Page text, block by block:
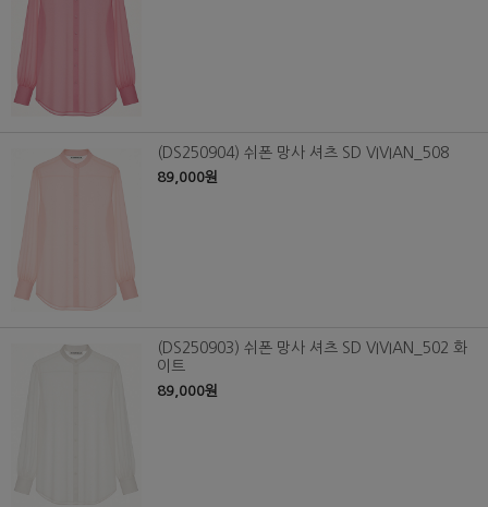
(DS250904) 쉬폰 망사 셔츠 SD VIVIAN_508
89,000원
(DS250903) 쉬폰 망사 셔츠 SD VIVIAN_502 화
이트
89,000원